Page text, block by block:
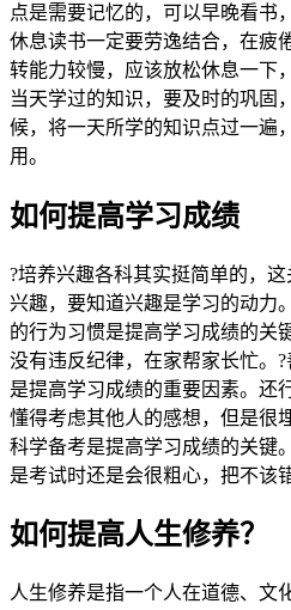
点是需要记忆的，可以早晚看书
休息读书一定要劳逸结合，在疲
转能力较慢，应该放松休息一下
当天学过的知识，要及时的巩固
候，将一天所学的知识点过一遍
用。
如何提高学习成绩
?培养兴趣各科其实挺简单的，
兴趣，要知道兴趣是学习的动力
的行为习惯是提高学习成绩的关
没有违反纪律，在家帮家长忙。
是提高学习成绩的重要因素。还
懂得考虑其他人的感想，但是很
科学备考是提高学习成绩的关键
是考试时还是会很粗心，把不该
如何提高人生修养？
人生修养是指一个人在道德、文